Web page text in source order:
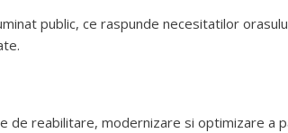
public, ce raspunde necesitatilor
de reabilitare, modernizare si optimizare a